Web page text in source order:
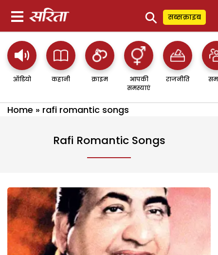
⚲ सब्सक्राइब
ऑडियो कहानी क्राइम
आपकी
समस्याएं
राजनीति
Home » rafi romantic songs
Rafi Romantic Songs